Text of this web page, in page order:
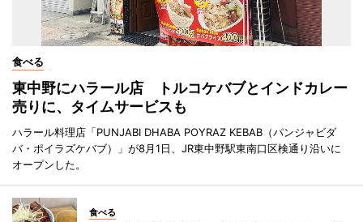
食べる
東中野にハラール店 トルコケバブとインドカレー
売りに、タイムサービスも
ハラール料理店「PUNJABI DHABA POYRAZ KEBAB（パンジャビダ
バ・ポイラズケバブ）」が8月1日、JR東中野駅東南口区検通り沿いに
オープンした。
食べる